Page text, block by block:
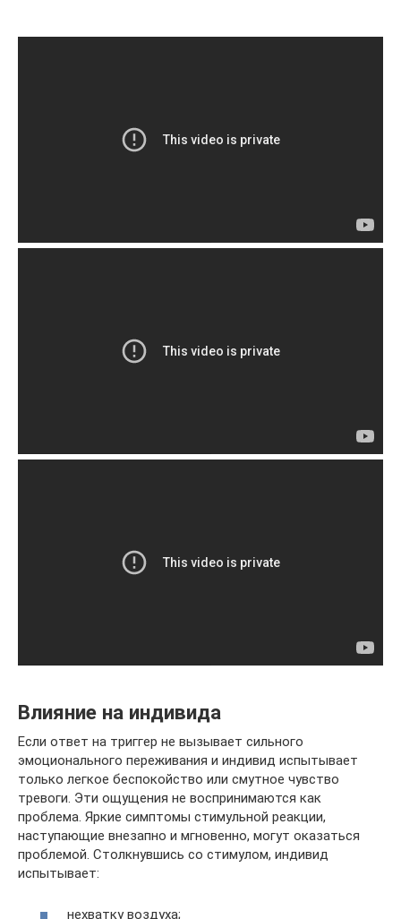
Влияние на индивида
Если ответ на триггер не вызывает сильного
эмоционального переживания и индивид испытывает
только легкое беспокойство или смутное чувство
тревоги. Эти ощущения не воспринимаются как
проблема. Яркие симптомы стимульной реакции,
наступающие внезапно и мгновенно, могут оказаться
проблемой. Столкнувшись со стимулом, индивид
испытывает:
нехватку воздуха;